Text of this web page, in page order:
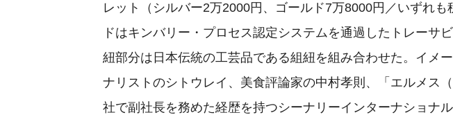
レット（シルバー2万2000円、ゴールド7万8000円／いずれ
ドはキンバリー・プロセス認定システムを通過したトレーサ
紐部分は日本伝統の工芸品である組紐を組み合わせた。イメ
ナリストのシトウレイ、美食評論家の中村孝則、「エルメス
社で副社長を務めた経歴を持つシーナリーインターナショナ